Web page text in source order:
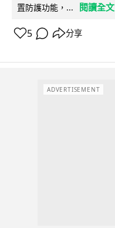
置防護功能，...
閱讀全文
5 分享
ADVERTISEMENT